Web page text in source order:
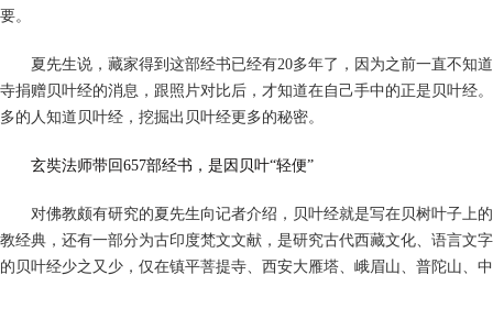
要。
夏先生说，藏家得到这部经书已经有20多年了，因为之前一直不知
寺捐赠贝叶经的消息，跟照片对比后，才知道在自己手中的正是贝叶经
多的人知道贝叶经，挖掘出贝叶经更多的秘密。
玄奘法师带回657部经书，是因贝叶“轻便”
对佛教颇有研究的夏先生向记者介绍，贝叶经就是写在贝树叶子上的
教经典，还有一部分为古印度梵文文献，是研究古代西藏文化、语言文
的贝叶经少之又少，仅在镇平菩提寺、西安大雁塔、峨眉山、普陀山、